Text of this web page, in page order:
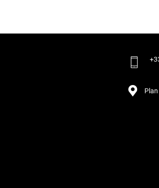
Plan
avec les réglementations. Personnalisez vos préférences pour